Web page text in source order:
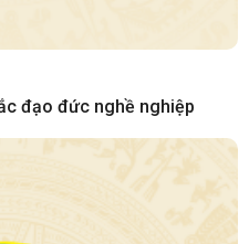
đạo đức nghề nghiệp